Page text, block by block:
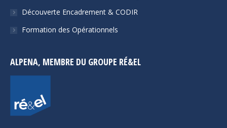
Découverte Encadrement & CODIR
Formation des Opérationnels
ALPENA, MEMBRE DU GROUPE RÉ&EL